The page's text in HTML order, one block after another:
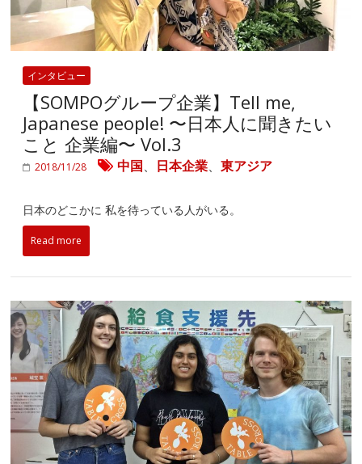
インタビュー
【SOMPOグループ企業】Tell me,
Japanese people! 〜日本人に聞きたい
こと 企業編〜 Vol.3
2018/11/28 中国、 日本企業、東アジア
日本のどこかに 私を待っている人がいる。
Read more